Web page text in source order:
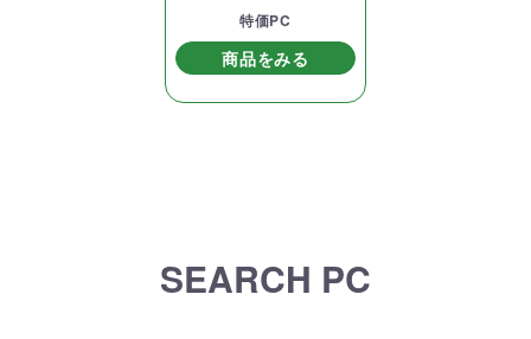
特価PC
商品をみる
SEARCH PC